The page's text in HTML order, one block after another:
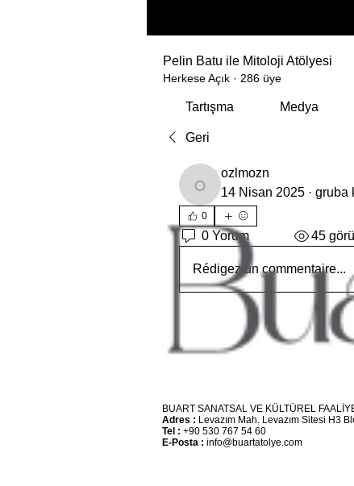
Pelin Batu ile Mitoloji Atölyesi
Herkese Açık · 286 üye
Tartışma Medya
Geri
ozlmozn
ozlmozn
14 Nisan 2025 · gruba
0
0 Yorum 45
Rédigez un commentaire...
BUART SANATSAL VE KÜLTÜREL
Adres : Levazım Mah. Levazım Sitesi H3
Tel : +90 530 767 54 60
E-Posta : info@buartatolye.com